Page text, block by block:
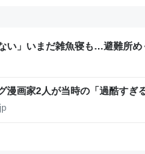
い」いまだ雑魚寝も…避難所
和8年熊本地震｜FNNプライ
漫画家2人が当時の「過酷すぎ
も原稿は落とさない」ストイッ